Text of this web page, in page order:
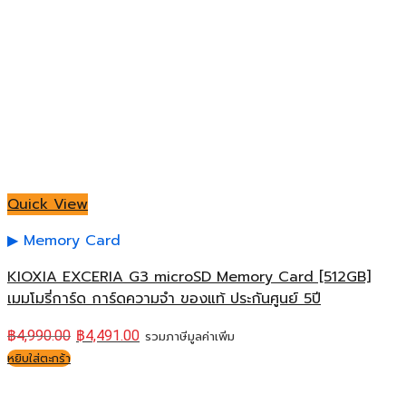
Quick View
Memory Card
KIOXIA EXCERIA G3 microSD Memory Card [512GB]
เมมโมรี่การ์ด การ์ดความจำ ของแท้ ประกันศูนย์ 5ปี
฿4,990.00 ฿4,491.00 รวมภาษีมูลค่าเพิ่ม
หยิบใส่ตะกร้า